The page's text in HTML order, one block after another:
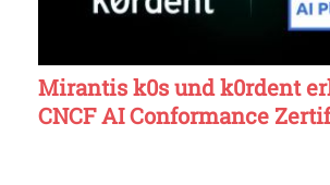
Mirantis k0s und k0rdent
CNCF AI Conformance